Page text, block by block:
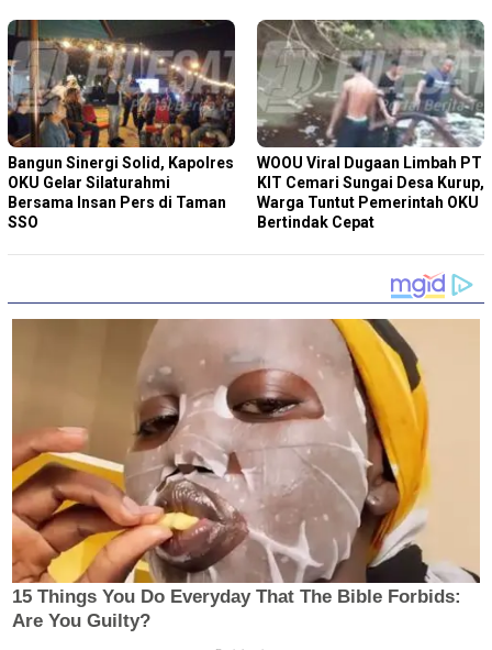
Bangun Sinergi Solid, Kapolres
OKU Gelar Silaturahmi
Bersama Insan Pers di Taman
SSO
WOOU Viral Dugaan Limbah PT
KIT Cemari Sungai Desa Kurup,
Warga Tuntut Pemerintah OKU
Bertindak Cepat